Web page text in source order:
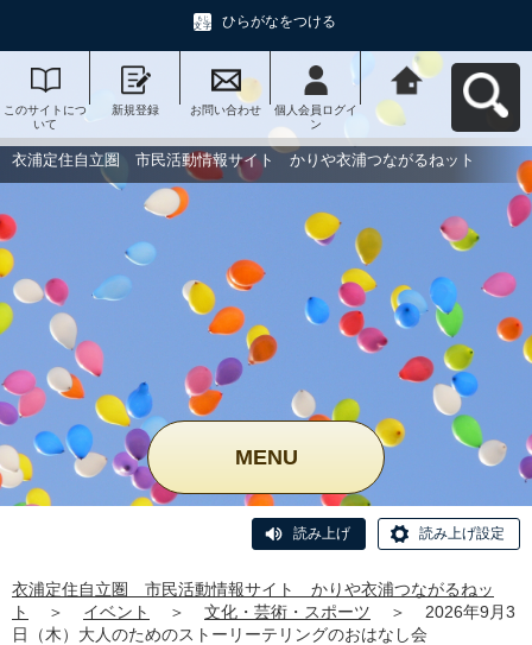
ひらがなをつける
このサイトにつ
いて
新規登録 お問い合わせ
個人会員ログイ
ン
衣浦定住自立
圏 市民活動情
報サイト かり
や衣浦つながる
ねットへ戻る
衣浦定住自立圏 市民活動情報サイト かりや衣浦つながるねット
MENU
読み上げ 読み上げ設定
衣浦定住自立圏 市民活動情報サイト かりや衣浦つながるねッ
ト
＞ イベント ＞ 文化・芸術・スポーツ ＞
2026年9月3
日（木）大人のためのストーリーテリングのおはなし会